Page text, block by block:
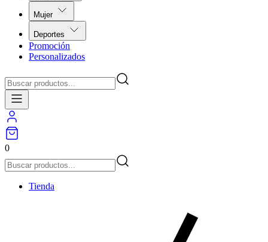
Mujer
Deportes
Promoción
Personalizados
0
Tienda